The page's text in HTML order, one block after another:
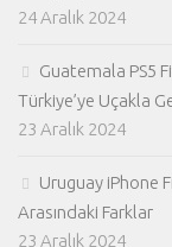
24 Aralık 2024
Guatemala PS5
Türkiye’ye Uçakla
23 Aralık 2024
Uruguay iPhone
Arasındaki Farklar
23 Aralık 2024